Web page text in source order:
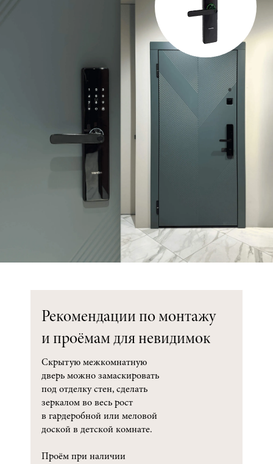
Рекомендации по монтажу
и проёмам для невидимок
Скрытую межкомнатную
дверь можно замаскировать
под отделку стен, сделать
зеркалом во весь рост
в гардеробной или меловой
доской в детской комнате.
Проём при наличии